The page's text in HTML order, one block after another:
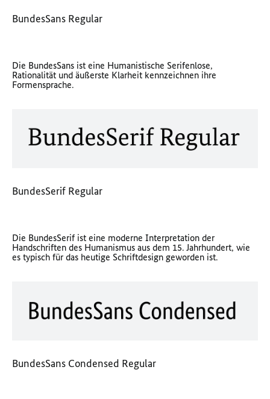
BundesSans Regular
Die BundesSans ist eine Humanistische Serifenlose,
Rationalität und äußerste Klarheit kennzeichnen ihre
Formensprache.
BundesSerif Regular
Die BundesSerif ist eine moderne Interpretation der
Handschriften des Humanismus aus dem 15. Jahrhundert, wie
es typisch für das heutige Schriftdesign geworden ist.
BundesSans Condensed Regular